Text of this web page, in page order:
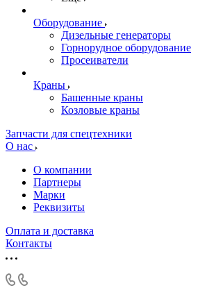
Оборудование
Дизельные генераторы
Горнорудное оборудование
Просеиватели
Краны
Башенные краны
Козловые краны
Запчасти для спецтехники
О нас
О компании
Партнеры
Марки
Реквизиты
Оплата и доставка
Контакты